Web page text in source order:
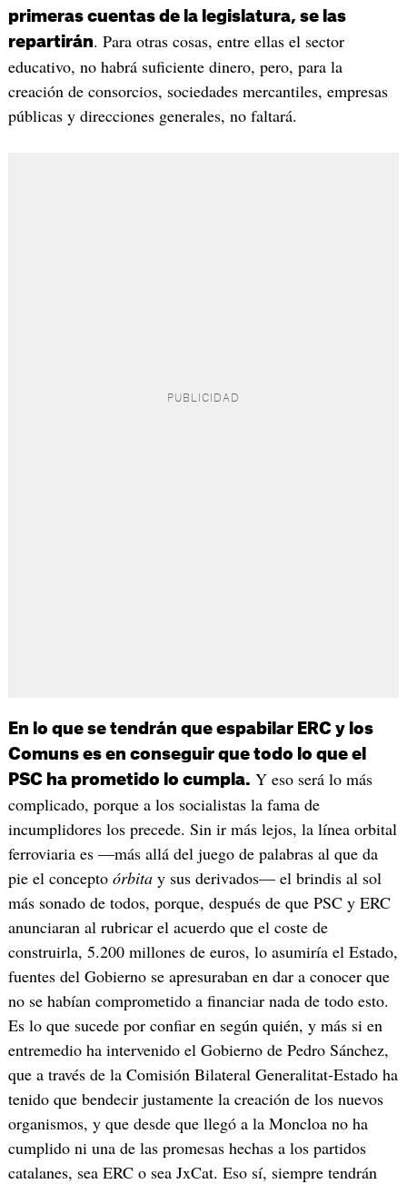
primeras cuentas de la legislatura, se las
repartirán. Para otras cosas, entre ellas el sector
educativo, no habrá suficiente dinero, pero, para la
creación de consorcios, sociedades mercantiles, empresas
públicas y direcciones generales, no faltará.
En lo que se tendrán que espabilar ERC y los
Comuns es en conseguir que todo lo que el
PSC ha prometido lo cumpla. Y eso será lo más
complicado, porque a los socialistas la fama de
incumplidores los precede. Sin ir más lejos, la línea orbital
ferroviaria es —más allá del juego de palabras al que da
pie el concepto órbitay sus derivados— el brindis al sol
más sonado de todos, porque, después de que PSC y ERC
anunciaran al rubricar el acuerdo que el coste de
construirla, 5.200 millones de euros, lo asumiría el Estado,
fuentes del Gobierno se apresuraban en dar a conocer que
no se habían comprometido a financiar nada de todo esto.
Es lo que sucede por confiar en según quién, y más si en
entremedio ha intervenido el Gobierno de Pedro Sánchez,
que a través de la Comisión Bilateral Generalitat-Estado ha
tenido que bendecir justamente la creación de los nuevos
organismos, y que desde que llegó a la Moncloa no ha
cumplido ni una de las promesas hechas a los partidos
catalanes, sea ERC o sea JxCat. Eso sí, siempre tendrán